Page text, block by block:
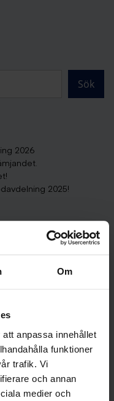
Om
anpassa innehållet
funktioner
trafik. Vi
och annan
medier och
Sök
2026
2025!